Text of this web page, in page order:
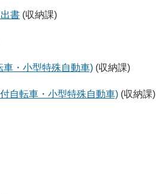
書 (収納課)
・小型特殊自動車) (収納課)
自転車・小型特殊自動車) (収納課)